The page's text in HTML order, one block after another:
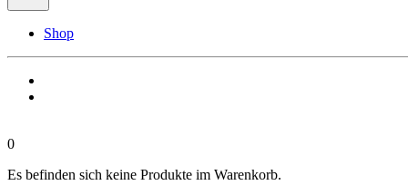
Shop
0
Es befinden sich keine Produkte im Warenkorb.